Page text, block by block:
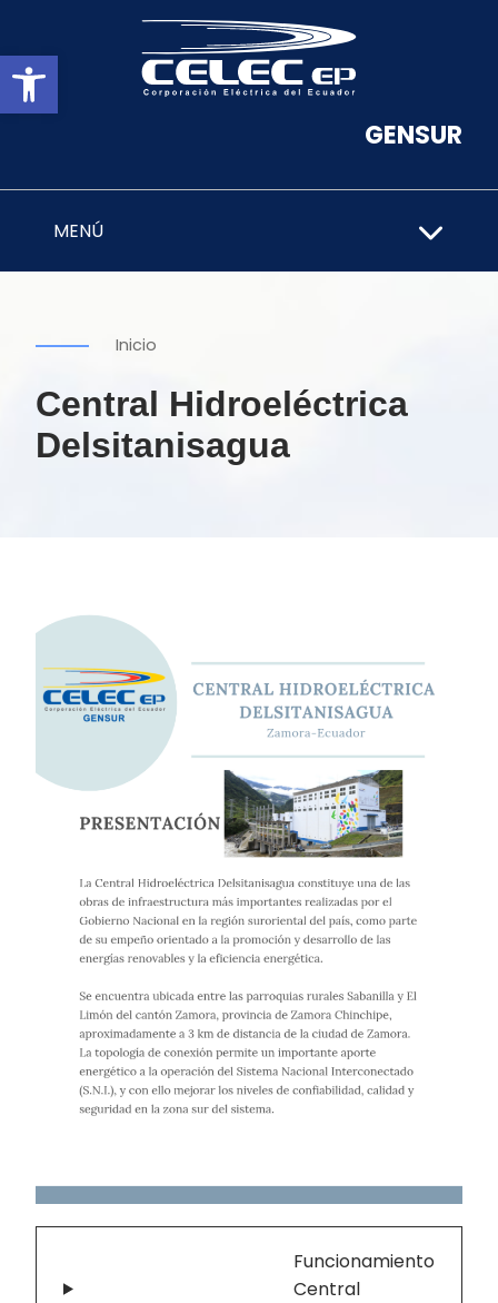
Abrir barra de herramientas
GENSUR
MENÚ
Inicio
Central Hidroeléctrica
Delsitanisagua
Funcionamiento
Central